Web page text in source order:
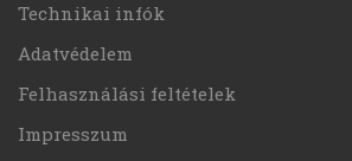
Technikai infók
Adatvédelem
Felhasználási feltételek
Impresszum